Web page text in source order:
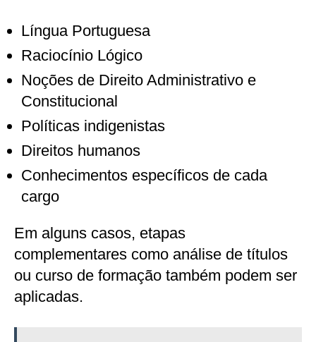
Língua Portuguesa
Raciocínio Lógico
Noções de Direito Administrativo e
Constitucional
Políticas indigenistas
Direitos humanos
Conhecimentos específicos de cada
cargo
Em alguns casos, etapas
complementares como análise de títulos
ou curso de formação também podem ser
aplicadas.